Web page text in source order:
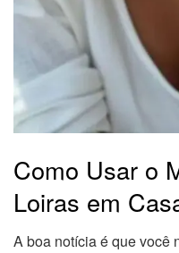
Como Usar o
Loiras em
A boa notícia é que você